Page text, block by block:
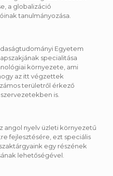
a globalizáció
tanulmányozása.
Egyetem
specialitása
környezete, ami
az itt végzettek
területről érkező
is.
angol nyelv üzleti környezetű
fejlesztésére, ezt speciális
egy részének
lehetőségével.